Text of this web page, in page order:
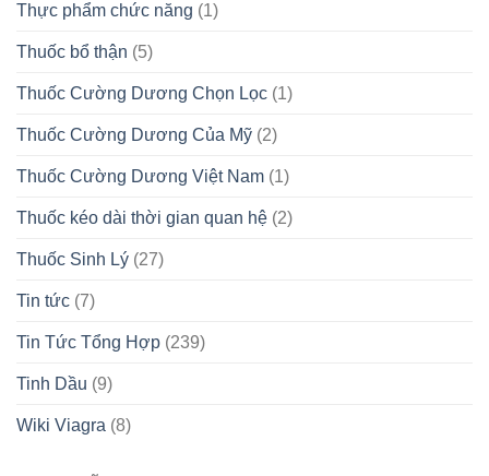
Thực phẩm chức năng (1)
Thuốc bổ thận (5)
Thuốc Cường Dương Chọn Lọc (1)
Thuốc Cường Dương Của Mỹ (2)
Thuốc Cường Dương Việt Nam (1)
Thuốc kéo dài thời gian quan hệ (2)
Thuốc Sinh Lý (27)
Tin tức (7)
Tin Tức Tổng Hợp (239)
Tinh Dầu (9)
Wiki Viagra (8)